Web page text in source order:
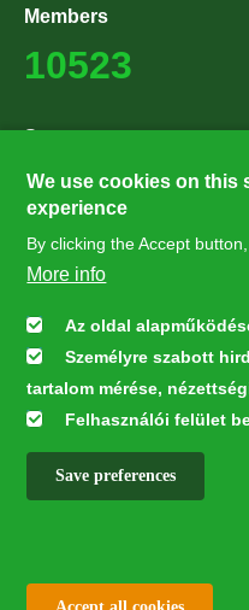
Members
10523
Supporters
27224
Hírlevél feliratkozás
Feliratkozás
We use cookies on this
experience
By clicking the Accept
More info
Az oldal
Személyre szabott
tartalom mérése,
Felhasználói felület
Save preferences